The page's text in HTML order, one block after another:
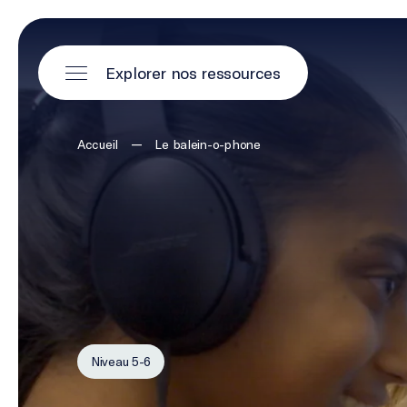
Explorer nos ressources
Accueil — Le balein-o-phone
Niveau 5-6